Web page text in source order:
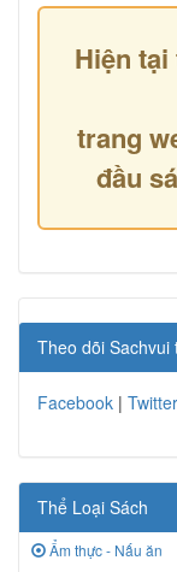
Hiện
trang
đầu
Theo dõi
Facebook | Twitter
Thể Loại Sách
Ẩm thực - Nấu ăn